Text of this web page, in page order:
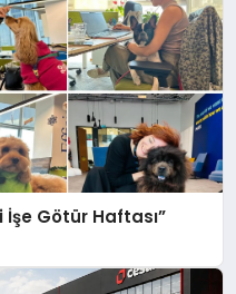
İşe Götür Haftası”